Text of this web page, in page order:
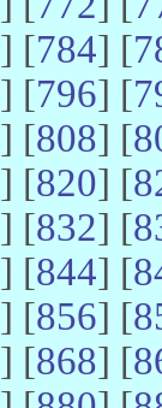
] [784] [
] [796] [
] [808] [
] [820] [
] [832] [
] [844] [
] [856] [
] [868] [